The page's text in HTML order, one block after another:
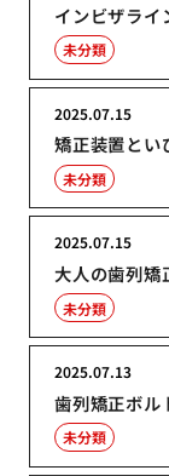
インビザライ
未分類
矯正装置とい
2025.07.15
未分類
大人の歯列矯
2025.07.15
未分類
歯列矯正ボル
2025.07.13
未分類